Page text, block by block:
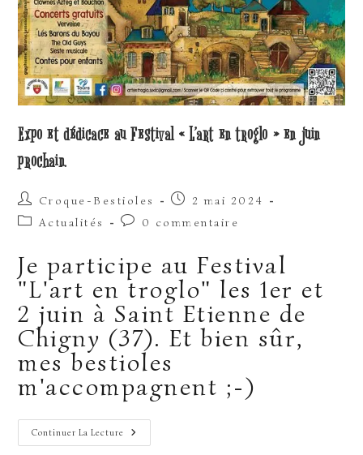
Expo et dédicace au Festival « L’art en troglo » en juin
prochain.
Auteur/autrice
de
Croque-Bestioles
Publication
publiée :
2 mai 2024
PostActualités
Commentaires
la
publication :
0 commentaire
Je participe au Festival
"L'art en troglo" les 1er et
2 juin à Saint Etienne de
Chigny (37). Et bien sûr,
mes bestioles
m'accompagnent ;-)
Continuer La Lecture
Expo
Et